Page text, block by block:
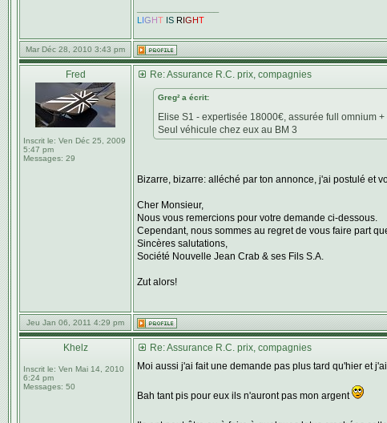
L IGHT IS RIGHT
Mar Déc 28, 2010 3:43 pm
Fred
Inscrit le: Ven Déc 25, 2009
5:47 pm
Messages: 29
Re: Assurance R.C. prix, compagnies
Greg² a écrit:
Elise S1 - expertisée 18000€, assurée full omnium
Seul véhicule chez eux au BM 3
Bizarre, bizarre: alléché par ton annonce, j'ai postulé et
Cher Monsieur,
Nous vous remercions pour votre demande ci-dessous.
Cependant, nous sommes au regret de vous faire part
Sincères salutations,
Société Nouvelle Jean Crab & ses Fils S.A.
Zut alors!
Jeu Jan 06, 2011 4:29 pm
Khelz
Inscrit le: Ven Mai 14, 2010
6:24 pm
Messages: 50
Re: Assurance R.C. prix, compagnies
Moi aussi j'ai fait une demande pas plus tard qu'hier et
Bah tant pis pour eux ils n'auront pas mon argent